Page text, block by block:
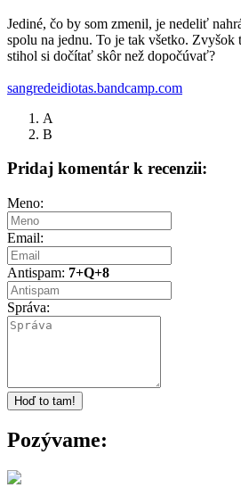
Jediné, čo by som zmenil, je nedeliť
spolu na jednu. To je tak všetko. Zvyšok
stihol si dočítať skôr než dopočúvať?
sangredeidiotas.bandcamp.com
A
B
Pridaj komentár k recenzii:
Meno:
Email:
Antispam: 7+Q+8
Správa:
Pozývame: